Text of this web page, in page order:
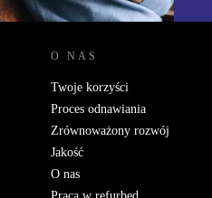
O NAS
Twoje korzyści
Proces odnawiania
Zrównoważony rozwój
Jakość
O nas